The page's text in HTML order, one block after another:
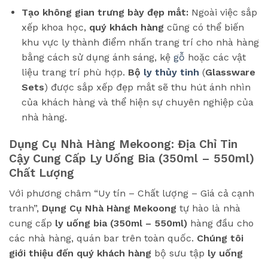
Tạo không gian trưng bày đẹp mắt:Ngoài việc sắp
xếp khoa học, quý khách hàng cũng có thể biến
khu vực ly thành điểm nhấn trang trí cho nhà hàng
bằng cách sử dụng ánh sáng, kệ gỗ hoặc các vật
liệu trang trí phù hợp. Bộ ly thủy tinh (Glassware
Sets) được sắp xếp đẹp mắt sẽ thu hút ánh nhìn
của khách hàng và thể hiện sự chuyên nghiệp của
nhà hàng.
Dụng Cụ Nhà Hàng Mekoong: Địa Chỉ Tin
Cậy Cung Cấp Ly Uống Bia (350ml – 550ml)
Chất Lượng
Với phương châm “Uy tín – Chất lượng – Giá cả cạnh
tranh”, Dụng Cụ Nhà Hàng Mekoong tự hào là nhà
cung cấp ly uống bia (350ml – 550ml) hàng đầu cho
các nhà hàng, quán bar trên toàn quốc. Chúng tôi
giới thiệu đến quý khách hàng bộ sưu tập ly uống